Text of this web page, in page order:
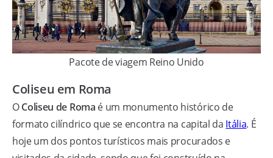
Pacote de viagem Reino Unido
Coliseu em Roma
OColiseu de Roma é um monumento histórico de
formato cilíndrico que se encontra na capital da Itália. É
hoje um dos pontos turísticos mais procurados e